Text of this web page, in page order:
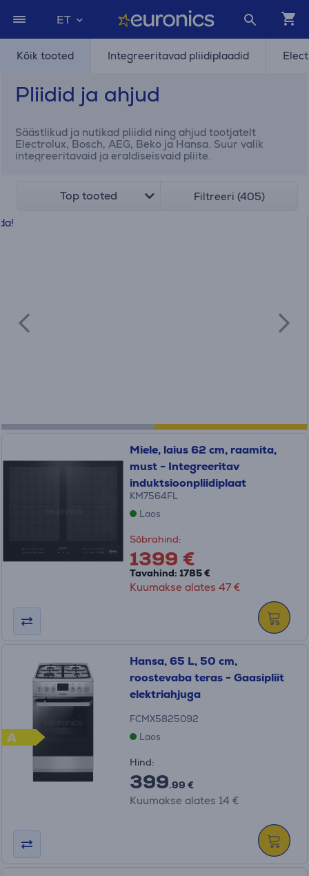
ET
Kõik tooted Integreeritavad pliidiplaadid
Pliidid ja ahjud
Säästlikud ja nutikad pliidid ning ahjud tootjatelt
Electrolux, Bosch, AEG, Beko ja Hansa. Suur valik
integreeritavaid ja eraldiseisvaid pliite.
Top tooted Filtreeri (405)
Miele, laius 62 cm, raamita,
must - Integreeritav
induktsioonpliidiplaat
KM7564FL
Laos
Sõbrahind:
1399 €
Tavahind: 1785 €
Kuumakse alates 47 €
A
Hansa, 65 L, 50 cm,
roostevaba teras - Gaasipliit
elektriahjuga
FCMX5825092
Laos
Hind:
399.99 €
Kuumakse alates 14 €